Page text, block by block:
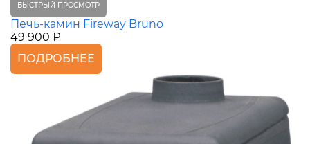
БЫСТРЫЙ ПРОСМОТР
Печь-камин Fireway Bruno
49 900 ₽
ПОДРОБНЕЕ